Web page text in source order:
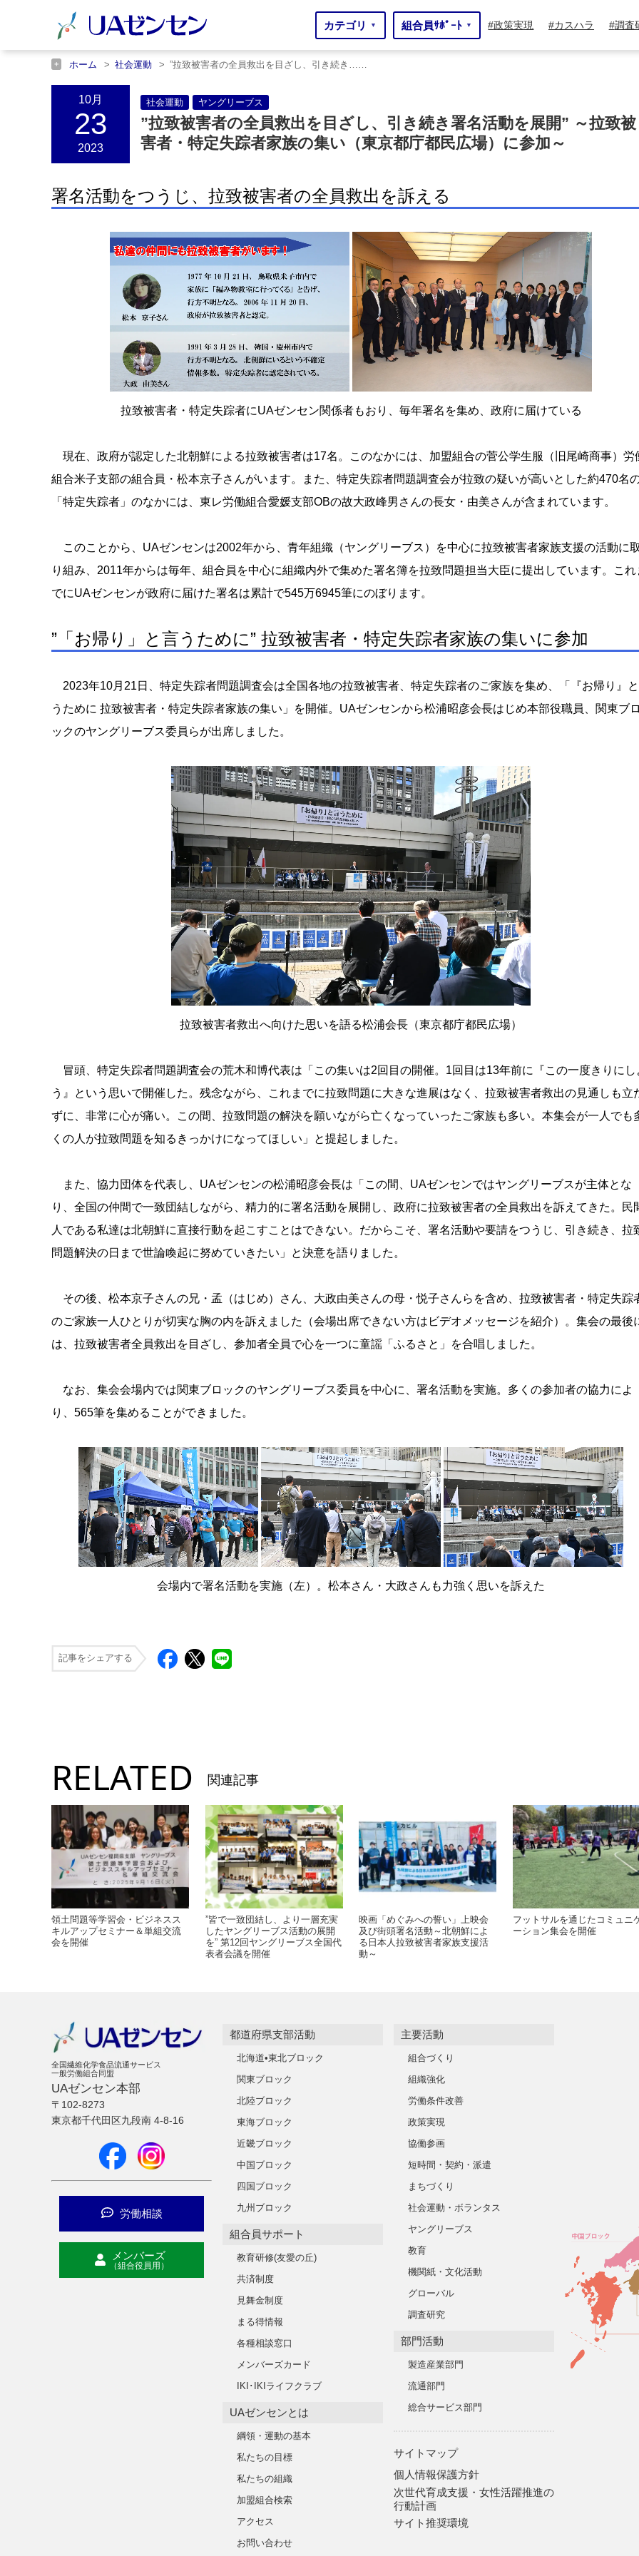
カテゴリ ▼ 組合員ｻﾎﾟｰﾄ ▼ 政策実現 カスハラ 調査
ホーム 社会運動
”拉致被害者の全員救出を目ざし、引き続き……
10月
23
2023
社会運動 ヤングリーブス
”拉致被害者の全員救出を目ざし、引き続き署名活動を展開” ～拉致被
害者・特定失踪者家族の集い（東京都庁都民広場）に参加～
署名活動をつうじ、拉致被害者の全員救出を訴える
拉致被害者・特定失踪者にUAゼンセン関係者もおり、毎年署名を集め、政府に届けている
現在、政府が認定した北朝鮮による拉致被害者は17名。このなかには、加盟組合の菅公学生服（旧尾崎商事）労
組合米子支部の組合員・松本京子さんがいます。また、特定失踪者問題調査会が拉致の疑いが高いとした約470名
「特定失踪者」のなかには、東レ労働組合愛媛支部OBの故大政峰男さんの長女・由美さんが含まれています。
このことから、UAゼンセンは2002年から、青年組織（ヤングリーブス）を中心に拉致被害者家族支援の活動に
り組み、2011年からは毎年、組合員を中心に組織内外で集めた署名簿を拉致問題担当大臣に提出しています。これ
でにUAゼンセンが政府に届けた署名は累計で545万6945筆にのぼります。
”「お帰り」と言うために” 拉致被害者・特定失踪者家族の集いに参加
2023年10月21日、特定失踪者問題調査会は全国各地の拉致被害者、特定失踪者のご家族を集め、「『お帰り』
うために 拉致被害者・特定失踪者家族の集い」を開催。UAゼンセンから松浦昭彦会長はじめ本部役職員、関東ブ
ックのヤングリーブス委員らが出席しました。
拉致被害者救出へ向けた思いを語る松浦会長（東京都庁都民広場）
冒頭、特定失踪者問題調査会の荒木和博代表は「この集いは2回目の開催。1回目は13年前に『この一度きりにし
う』という思いで開催した。残念ながら、これまでに拉致問題に大きな進展はなく、拉致被害者救出の見通しも立
ずに、非常に心が痛い。この間、拉致問題の解決を願いながら亡くなっていったご家族も多い。本集会が一人でも
くの人が拉致問題を知るきっかけになってほしい」と提起しました。
また、協力団体を代表し、UAゼンセンの松浦昭彦会長は「この間、UAゼンセンではヤングリーブスが主体とな
り、全国の仲間で一致団結しながら、精力的に署名活動を展開し、政府に拉致被害者の全員救出を訴えてきた。民
人である私達は北朝鮮に直接行動を起こすことはできない。だからこそ、署名活動や要請をつうじ、引き続き、拉
問題解決の日まで世論喚起に努めていきたい」と決意を語りました。
その後、松本京子さんの兄・孟（はじめ）さん、大政由美さんの母・悦子さんらを含め、拉致被害者・特定失踪
のご家族一人ひとりが切実な胸の内を訴えました（会場出席できない方はビデオメッセージを紹介）。集会の最後
は、拉致被害者全員救出を目ざし、参加者全員で心を一つに童謡「ふるさと」を合唱しました。
なお、集会会場内では関東ブロックのヤングリーブス委員を中心に、署名活動を実施。多くの参加者の協力によ
り、565筆を集めることができました。
会場内で署名活動を実施（左）。松本さん・大政さんも力強く思いを訴えた
記事をシェアする
RELATED 関連記事
領土問題等学習会・ビジネスス
キルアップセミナー＆単組交流
会を開催
”皆で一致団結し、より一層充実
したヤングリーブス活動の展開
を” 第12回ヤングリーブス全国代
表者会議を開催
映画「めぐみへの誓い」上映会
及び街頭署名活動～北朝鮮によ
る日本人拉致被害者家族支援活
動～
フットサルを通じたコミュニ
ーション集会を開催
全国繊維化学食品流通サービス
一般労働組合同盟
UAゼンセン本部
〒102-8273
東京都千代田区九段南 4-8-16
労働相談
メンバーズ
（組合役員用）
都道府県支部活動
北海道•東北ブロック
関東ブロック
北陸ブロック
東海ブロック
近畿ブロック
中国ブロック
四国ブロック
九州ブロック
組合員サポート
教育研修(友愛の丘)
共済制度
見舞金制度
まる得情報
各種相談窓口
メンバーズカード
IKI･IKIライフクラブ
UAゼンセンとは
綱領・運動の基本
私たちの目標
私たちの組織
加盟組合検索
アクセス
お問い合わせ
主要活動
組合づくり
組織強化
労働条件改善
政策実現
協働参画
短時間・契約・派遣
まちづくり
社会運動・ボランタス
ヤングリーブス
教育
機関紙・文化活動
グローバル
調査研究
部門活動
製造産業部門
流通部門
総合サービス部門
サイトマップ
個人情報保護方針
次世代育成支援・女性活躍推進の
行動計画
サイト推奨環境